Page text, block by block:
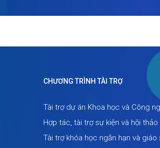
CHƯƠNG TRÌNH TÀI TRỢ
Tài trợ dự án Khoa học và Công
Hợp tác, tài trợ sự kiện và hội thảo
Tài trợ khóa học ngắn hạn và giáo